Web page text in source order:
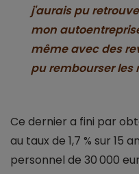
j'aurais pu
mon
même avec des
pu rembourser les
Ce dernier a fini par
au taux de 1,7 % sur 15
personnel de 30 000